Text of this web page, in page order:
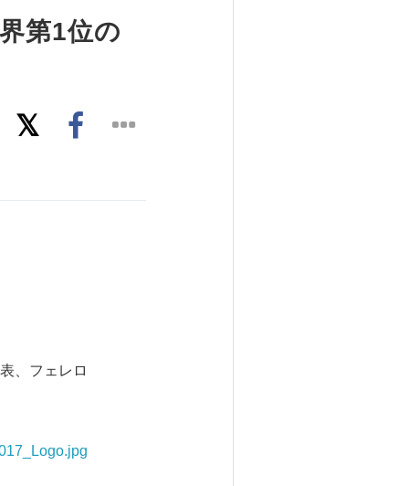
第1位の
、フェレロ